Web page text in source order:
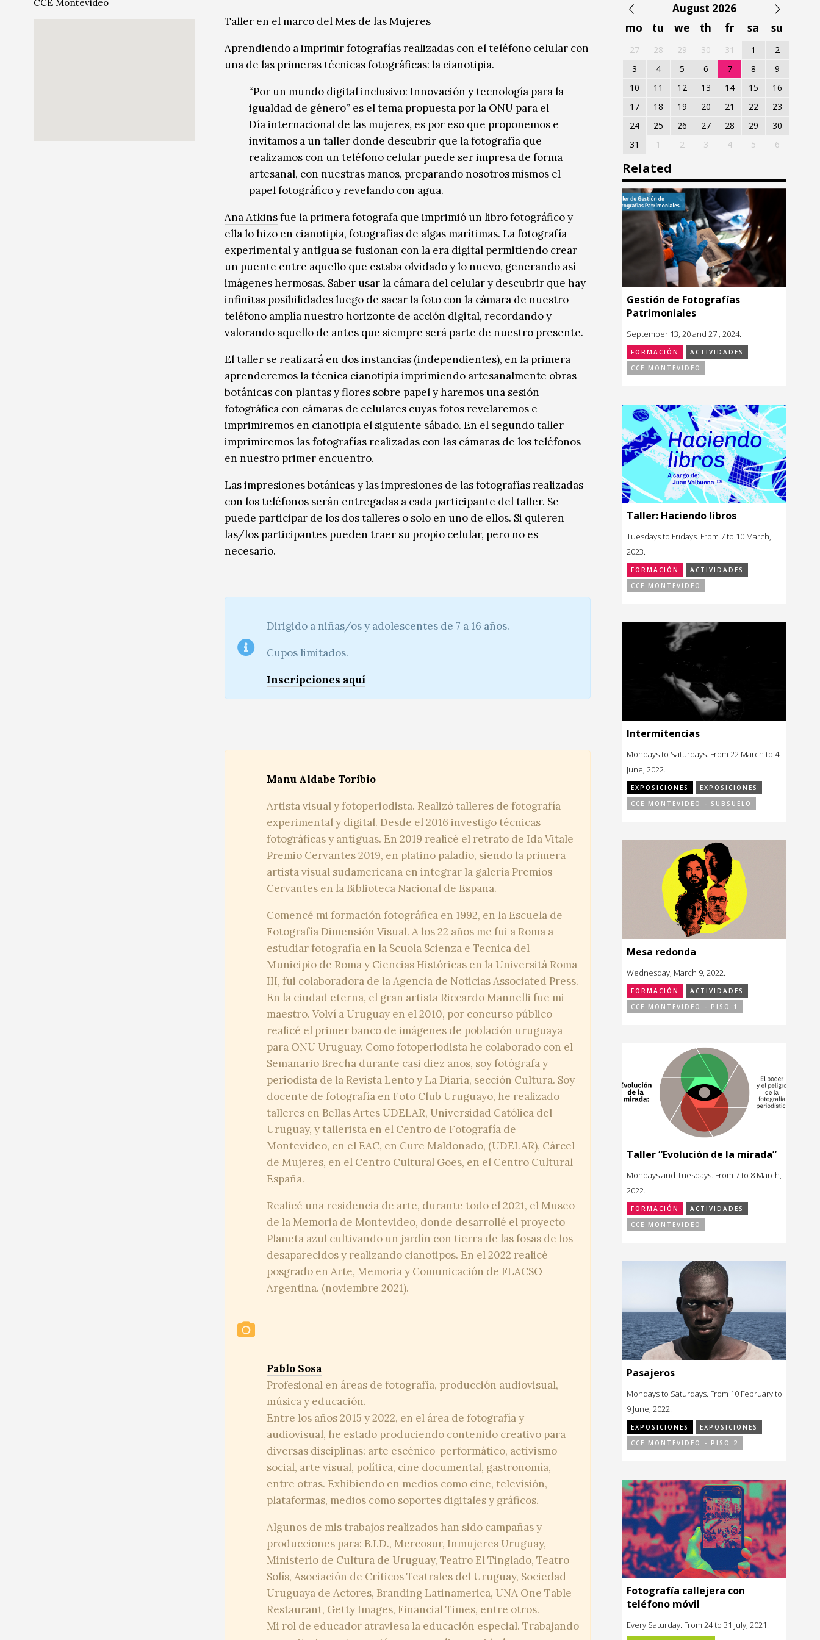
Taller en el marco del Mes de las Mujeres
Aprendiendo a imprimir fotografías realizadas con el teléfono celular con
una de las primeras técnicas fotográficas: la cianotipia.
“Por un mundo digital inclusivo: Innovación y tecnología para la
igualdad de género” es el tema propuesta por la ONU para el
Día internacional de las mujeres, es por eso que proponemos e
invitamos a un taller donde descubrir que la fotografía que
realizamos con un teléfono celular puede ser impresa de forma
artesanal, con nuestras manos, preparando nosotros mismos el
papel fotográfico y revelando con agua.
Ana Atkinsfue la primera fotografa que imprimió un libro fotográfico y
ella lo hizo en cianotipia, fotografías de algas marítimas. La fotografía
experimental y antigua se fusionan con la era digital permitiendo crear
un puente entre aquello que estaba olvidado y lo nuevo, generando así
imágenes hermosas. Saber usar la cámara del celular y descubrir que hay
infinitas posibilidades luego de sacar la foto con la cámara de nuestro
teléfono amplía nuestro horizonte de acción digital, recordando y
valorando aquello de antes que siempre será parte de nuestro presente.
El taller se realizará en dos instancias (independientes), en la primera
aprenderemos la técnica cianotipia imprimiendo artesanalmente obras
botánicas con plantas y flores sobre papel y haremos una sesión
fotográfica con cámaras de celulares cuyas fotos revelaremos e
imprimiremos en cianotipia el siguiente sábado. En el segundo taller
imprimiremos las fotografías realizadas con las cámaras de los teléfonos
en nuestro primer encuentro.
Las impresiones botánicas y las impresiones de las fotografías realizadas
con los teléfonos serán entregadas a cada participante del taller. Se
puede participar de los dos talleres o solo en uno de ellos. Si quieren
las/los participantes pueden traer su propio celular, pero no es
necesario.
Dirigido a niñas/os y adolescentes de 7 a 16 años.
Cupos limitados.
Inscripciones aquí
Manu Aldabe Toribio
Artista visual y fotoperiodista. Realizó talleres de fotografía
experimental y digital. Desde el 2016 investigo técnicas
fotográficas y antiguas. En 2019 realicé el retrato de Ida Vitale
Premio Cervantes 2019, en platino paladio, siendo la primera
artista visual sudamericana en integrar la galería Premios
Cervantes en la Biblioteca Nacional de España.
Comencé mi formación fotográfica en 1992, en la Escuela de
Fotografía Dimensión Visual. A los 22 años me fui a Roma a
estudiar fotografía en la Scuola Scienza e Tecnica del
Municipio de Roma y Ciencias Históricas en la Universitá Roma
III, fui colaboradora de la Agencia de Noticias Associated Press.
En la ciudad eterna, el gran artista Riccardo Mannelli fue mi
maestro. Volví a Uruguay en el 2010, por concurso público
realicé el primer banco de imágenes de población uruguaya
para ONU Uruguay. Como fotoperiodista he colaborado con el
Semanario Brecha durante casi diez años‚ soy fotógrafa y
periodista de la Revista Lento y La Diaria, sección Cultura. Soy
docente de fotografía en Foto Club Uruguayo, he realizado
talleres en Bellas Artes UDELAR, Universidad Católica del
Uruguay, y tallerista en el Centro de Fotografía de
Montevideo, en el EAC, en Cure Maldonado‚ (UDELAR), Cárcel
de Mujeres‚ en el Centro Cultural Goes, en el Centro Cultural
España.
Realicé una residencia de arte, durante todo el 2021, el Museo
de la Memoria de Montevideo, donde desarrollé el proyecto
Planeta azul cultivando un jardín con tierra de las fosas de los
desaparecidos y realizando cianotipos. En el 2022 realicé
posgrado en Arte, Memoria y Comunicación de FLACSO
Argentina. (noviembre 2021).
Pablo Sosa
Profesional en áreas de fotografía, producción audiovisual,
música y educación.
Entre los años 2015 y 2022, en el área de fotografía y
audiovisual, he estado produciendo contenido creativo para
diversas disciplinas: arte escénico-performático, activismo
social, arte visual, política, cine documental, gastronomía,
entre otras. Exhibiendo en medios como cine, televisión,
plataformas, medios como soportes digitales y gráficos.
Algunos de mis trabajos realizados han sido campañas y
producciones para: B.I.D., Mercosur, Inmujeres Uruguay,
Ministerio de Cultura de Uruguay, Teatro El Tinglado, Teatro
Solís, Asociación de Críticos Teatrales del Uruguay, Sociedad
Uruguaya de Actores, Branding Latinamerica, UNA One Table
Restaurant, Getty Images, Financial Times, entre otros.
Mi rol de educador atraviesa la educación especial. Trabajando
CCE Montevideo
August 2026
mo
tu we th fr sa su
27 28 29 30 31 1
2
3
4 5 6 7 8
9
10
11 12 13 14 15
16
17
18 19 20 21 22
23
24
25 26 27 28 29
30
31
1 2 3 4 5 6
Related
Gestión de Fotografías
Patrimoniales
September 13, 20 and 27 , 2024.
FORMACIÓN
ACTIVIDADES
CCE MONTEVIDEO
Taller: Haciendo libros
Tuesdays to Fridays. From 7 to 10 March,
2023.
FORMACIÓN
ACTIVIDADES
CCE MONTEVIDEO
Intermitencias
Mondays to Saturdays. From 22 March to 4
June, 2022.
EXPOSICIONES
EXPOSICIONES
CCE MONTEVIDEO - SUBSUELO
Mesa redonda
Wednesday, March 9, 2022.
FORMACIÓN
ACTIVIDADES
CCE MONTEVIDEO - PISO 1
Taller “Evolución de la mirada”
Mondays and Tuesdays. From 7 to 8 March,
2022.
FORMACIÓN
ACTIVIDADES
CCE MONTEVIDEO
Pasajeros
Mondays to Saturdays. From 10 February to
9 June, 2022.
EXPOSICIONES
EXPOSICIONES
CCE MONTEVIDEO - PISO 2
Fotografía callejera con
teléfono móvil
Every Saturday. From 24 to 31 July, 2021.